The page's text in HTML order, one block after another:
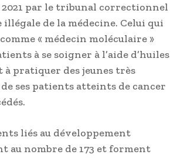
2021 par le tribunal correctionnel
de la médecine. Celui qui
« médecin moléculaire »
à se soigner à l’aide d’huiles
à pratiquer des jeunes très
de ses patients atteints de cancer
liés au développement
au nombre de 173 et forment